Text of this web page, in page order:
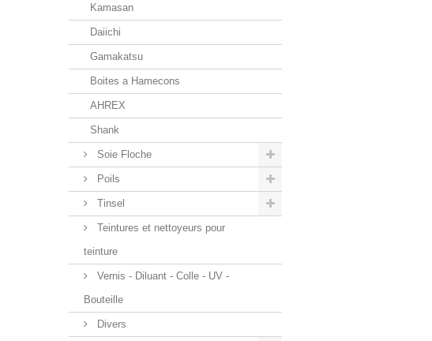
Kamasan
Daiichi
Gamakatsu
Boites a Hamecons
AHREX
Shank
Soie Floche
Poils
Tinsel
Teintures et nettoyeurs pour
teinture
Vernis - Diluant - Colle - UV -
Bouteille
Divers